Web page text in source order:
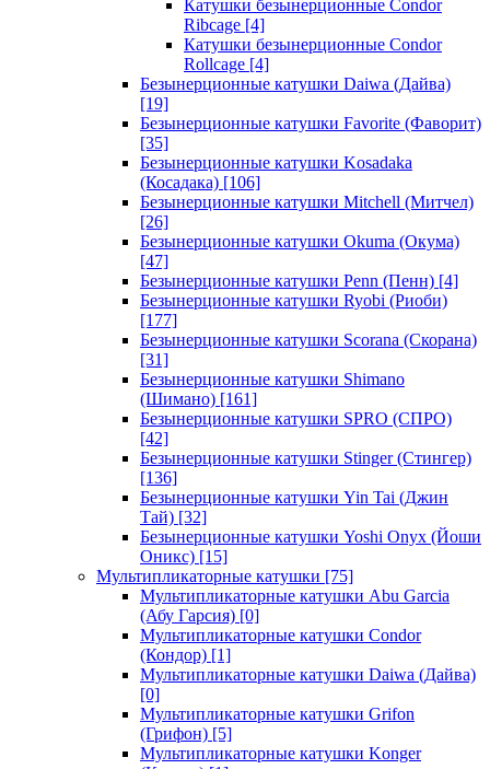
Катушки безынерционные Condor
Ribcage [4]
Катушки безынерционные Condor
Rollcage [4]
Безынерционные катушки Daiwa (Дайва)
[19]
Безынерционные катушки Favorite (Фаворит)
[35]
Безынерционные катушки Kosadaka
(Косадака) [106]
Безынерционные катушки Mitchell (Митчел)
[26]
Безынерционные катушки Okuma (Окума)
[47]
Безынерционные катушки Penn (Пенн) [4]
Безынерционные катушки Ryobi (Риоби)
[177]
Безынерционные катушки Scorana (Скорана)
[31]
Безынерционные катушки Shimano
(Шимано) [161]
Безынерционные катушки SPRO (СПРО)
[42]
Безынерционные катушки Stinger (Стингер)
[136]
Безынерционные катушки Yin Tai (Джин
Тай) [32]
Безынерционные катушки Yoshi Onyx (Йоши
Оникс) [15]
Мультипликаторные катушки [75]
Мультипликаторные катушки Abu Garcia
(Абу Гарсия) [0]
Мультипликаторные катушки Condor
(Кондор) [1]
Мультипликаторные катушки Daiwa (Дайва)
[0]
Мультипликаторные катушки Grifon
(Грифон) [5]
Мультипликаторные катушки Konger